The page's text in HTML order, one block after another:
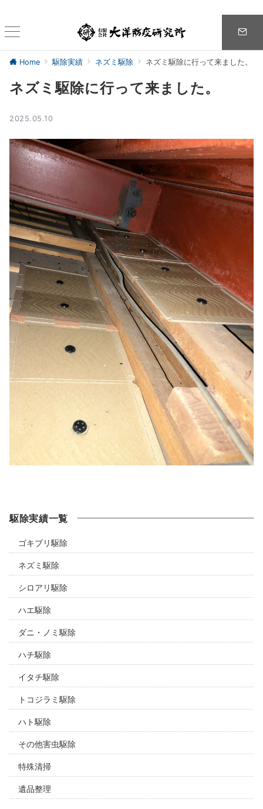
Home 駆除実績 ネズミ駆除 ネズミ駆除に行って来ました。
ネズミ駆除に行って来ました。
2025.05.10
駆除実績一覧
ゴキブリ駆除
ネズミ駆除
シロアリ駆除
ハエ駆除
ダニ・ノミ駆除
ハチ駆除
イタチ駆除
トコジラミ駆除
ハト駆除
その他害虫駆除
特殊清掃
遺品整理